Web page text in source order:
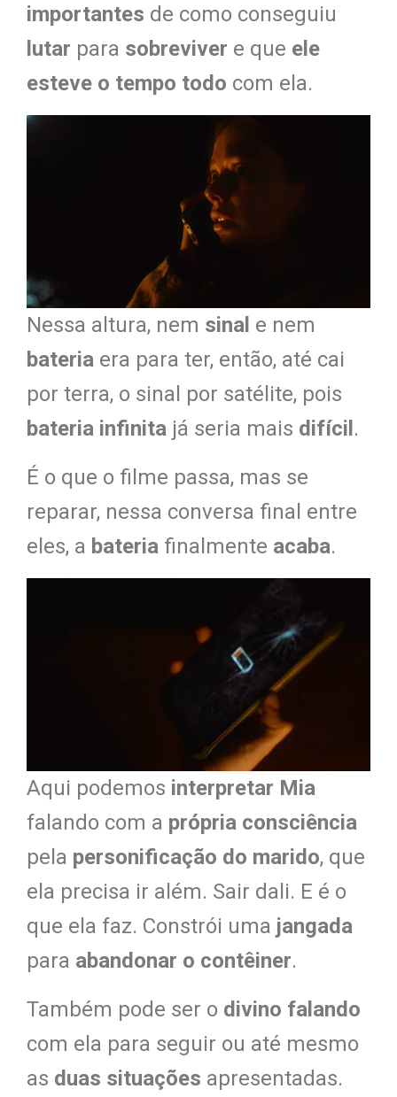
importantes de como conseguiu
lutar para sobreviver e que ele
esteve o tempo todo com ela.
Nessa altura, nem sinal e nem
bateria era para ter, então, até cai
por terra, o sinal por satélite, pois
bateria infinita já seria mais difícil .
É o que o filme passa, mas se
reparar, nessa conversa final entre
eles, a bateria finalmente acaba.
Aqui podemos interpretar Mia
falando com a própria consciência
pela personificação do marido, que
ela precisa ir além. Sair dali. E é o
que ela faz. Constrói uma jangada
para abandonar o contêiner.
Também pode ser o divino falando
com ela para seguir ou até mesmo
as duas situações apresentadas.